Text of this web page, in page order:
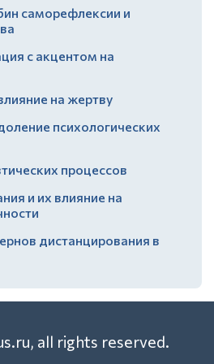
саморефлексии и
с акцентом на
на жертву
психологических
процессов
и их влияние на
дистанцирования в
all rights reserved.